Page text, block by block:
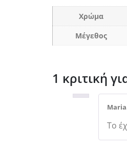
Χρώμα
Μέγεθος
1 κριτική
Το